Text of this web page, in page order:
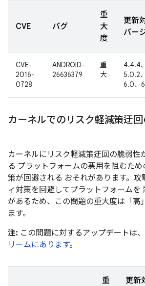
CVE バグ
重
大
度
更新
バー
CVE-
2016-
0728
ANDROID-
26636379
重
大
4.4.4、
5.0.2、
6.0、
カーネルでのリスク軽減策迂
カーネルにリスク軽減策迂回の脆弱性
る プラットフォームの悪用を阻むた
策が回避される おそれがあります。攻
ィ対策を回避してプラットフォームを
があるため、この問題の重大度は「高
ます。
注: この問題に対するアップデートは、
リームにあります。
重
更新